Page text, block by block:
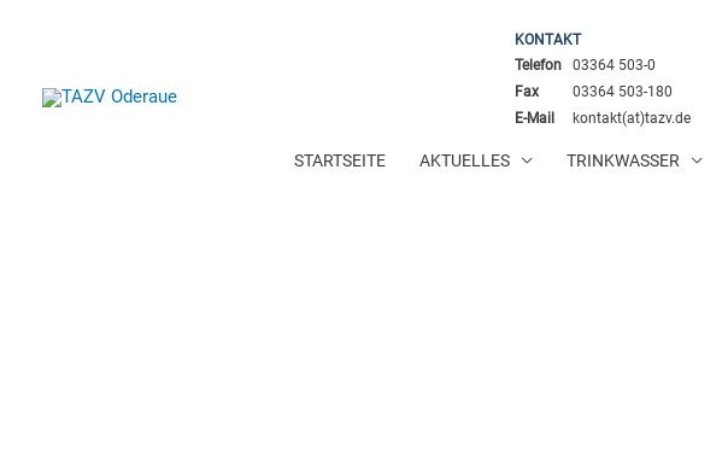
KONTAKT
Telefon
Fax
E-Mail
03364 503-0
03364 503-180
kontakt(at)tazv.de
STARTSEITE AKTUELLES TRINKWASSER